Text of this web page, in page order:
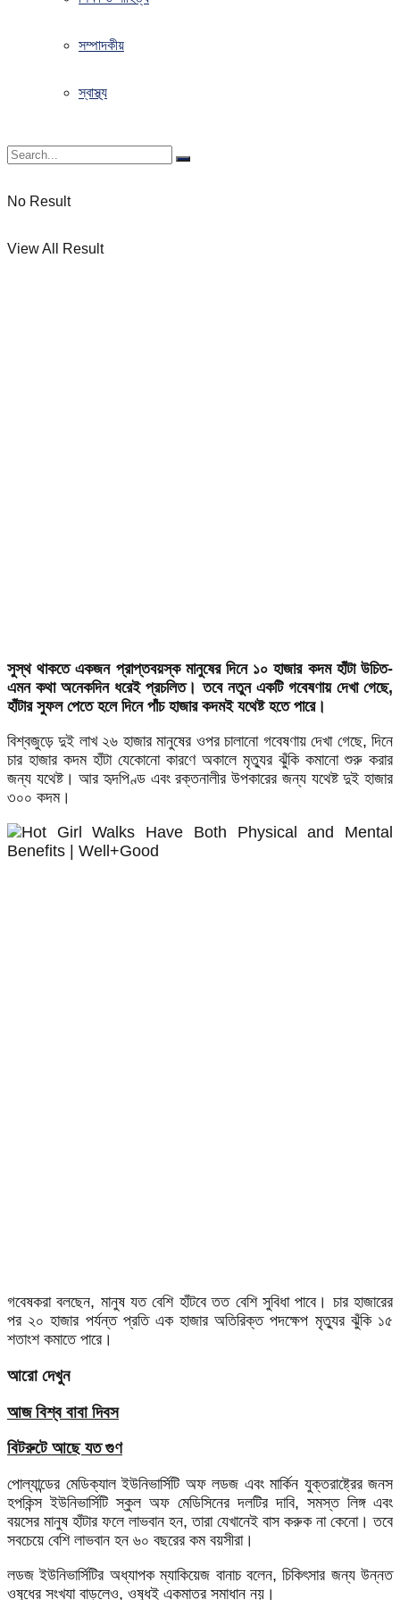
সম্পাদকীয়
স্বাস্থ্য
No Result
View All Result
সুস্থ থাকতে একজন প্রাপ্তবয়স্ক মানুষের দিনে ১০ হাজার কদম হাঁটা উচিত-
এমন কথা অনেকদিন ধরেই প্রচলিত। তবে নতুন একটি গবেষণায় দেখা গেছে,
হাঁটার সুফল পেতে হলে দিনে পাঁচ হাজার কদমই যথেষ্ট হতে পারে।
বিশ্বজুড়ে দুই লাখ ২৬ হাজার মানুষের ওপর চালানো গবেষণায় দেখা গেছে, দিনে
চার হাজার কদম হাঁটা যেকোনো কারণে অকালে মৃত্যুর ঝুঁকি কমানো শুরু করার
জন্য যথেষ্ট। আর হৃদপিণ্ড এবং রক্তনালীর উপকারের জন্য যথেষ্ট দুই হাজার
৩০০ কদম।
গবেষকরা বলছেন, মানুষ যত বেশি হাঁটবে তত বেশি সুবিধা পাবে। চার হাজারের
পর ২০ হাজার পর্যন্ত প্রতি এক হাজার অতিরিক্ত পদক্ষেপ মৃত্যুর ঝুঁকি ১৫
শতাংশ কমাতে পারে।
আরো দেখুন
আজ বিশ্ব বাবা দিবস
বিটরুটে আছে যত গুণ
পোল্যান্ডের মেডিক্যাল ইউনিভার্সিটি অফ লডজ এবং মার্কিন যুক্তরাষ্ট্রের জনস
হপকিন্স ইউনিভার্সিটি স্কুল অফ মেডিসিনের দলটির দাবি, সমস্ত লিঙ্গ এবং
বয়সের মানুষ হাঁটার ফলে লাভবান হন, তারা যেখানেই বাস করুক না কেনো। তবে
সবচেয়ে বেশি লাভবান হন ৬০ বছরের কম বয়সীরা।
লডজ ইউনিভার্সিটির অধ্যাপক ম্যাকিয়েজ বানাচ বলেন, চিকিৎসার জন্য উন্নত
ওষুধের সংখ্যা বাড়লেও, ওষুধই একমাত্র সমাধান নয়।